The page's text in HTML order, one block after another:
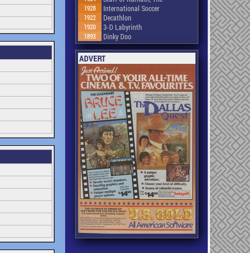
1928 International Soccer
1922 Decathlon
1920 3-D Labyrinth
1893 Dinky Doo
ADVERT